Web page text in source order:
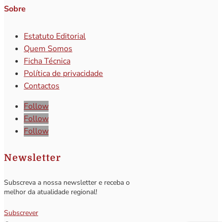
Sobre
Estatuto Editorial
Quem Somos
Ficha Técnica
Política de privacidade
Contactos
Follow
Follow
Follow
Newsletter
Subscreva a nossa newsletter e receba o
melhor da atualidade regional!
Subscrever